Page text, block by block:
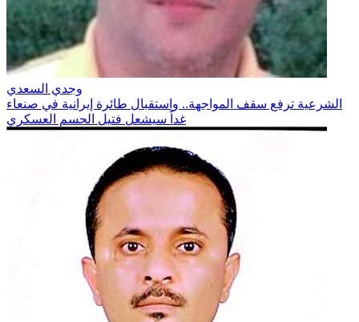
وجدي السعدي
الشرعية ترفع سقف المواجهة.. واستقبال طائرة إيرانية في صنعاء
غداً سيشعل فتيل الحسم العسكري